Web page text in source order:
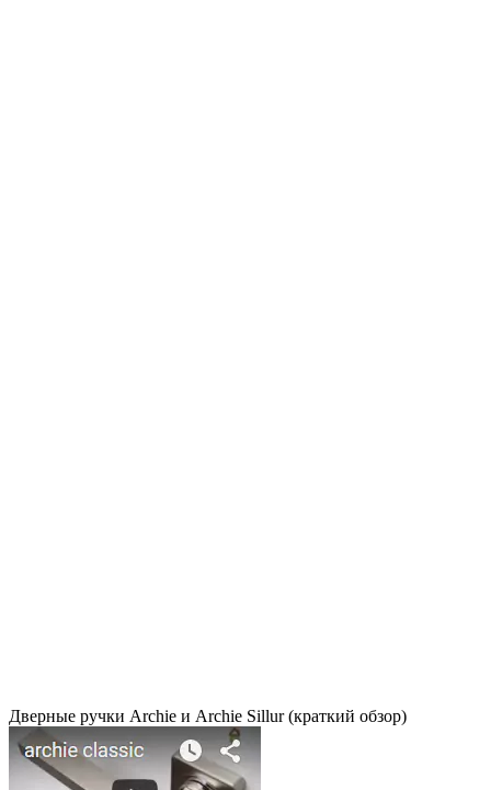
Дверные ручки Archie и Archie Sillur (краткий обзор)